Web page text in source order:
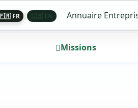
FR | Annuaire
Missions